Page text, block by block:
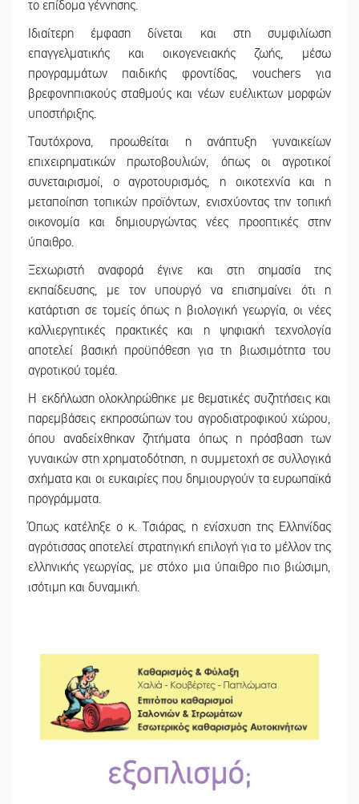
το επίδομα γέννησης.
Ιδιαίτερη έμφαση δίνεται και στη συμφιλίωση
επαγγελματικής και οικογενειακής ζωής, μέσω
προγραμμάτων παιδικής φροντίδας, vouchers για
βρεφονηπιακούς σταθμούς και νέων ευέλικτων μορφών
υποστήριξης.
Ταυτόχρονα, προωθείται η ανάπτυξη γυναικείων
επιχειρηματικών πρωτοβουλιών, όπως οι αγροτικοί
συνεταιρισμοί, ο αγροτουρισμός, η οικοτεχνία και η
μεταποίηση τοπικών προϊόντων, ενισχύοντας την τοπική
οικονομία και δημιουργώντας νέες προοπτικές στην
ύπαιθρο.
Ξεχωριστή αναφορά έγινε και στη σημασία της
εκπαίδευσης, με τον υπουργό να επισημαίνει ότι η
κατάρτιση σε τομείς όπως η βιολογική γεωργία, οι νέες
καλλιεργητικές πρακτικές και η ψηφιακή τεχνολογία
αποτελεί βασική προϋπόθεση για τη βιωσιμότητα του
αγροτικού τομέα.
Η εκδήλωση ολοκληρώθηκε με θεματικές συζητήσεις και
παρεμβάσεις εκπροσώπων του αγροδιατροφικού χώρου,
όπου αναδείχθηκαν ζητήματα όπως η πρόσβαση των
γυναικών στη χρηματοδότηση, η συμμετοχή σε συλλογικά
σχήματα και οι ευκαιρίες που δημιουργούν τα ευρωπαϊκά
προγράμματα.
Όπως κατέληξε ο κ. Τσιάρας, η ενίσχυση της Ελληνίδας
αγρότισσας αποτελεί στρατηγική επιλογή για το μέλλον της
ελληνικής γεωργίας, με στόχο μια ύπαιθρο πιο βιώσιμη,
ισότιμη και δυναμική.